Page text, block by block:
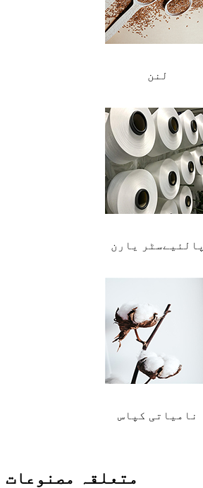
لنن
پالئیےسٹر یارن
نامیاتی کپاس
متعلقہ مصنوعات